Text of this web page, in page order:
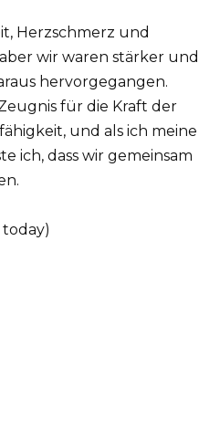
Herzschmerz und
wir waren stärker und
hervorgegangen.
für die Kraft der
und als ich meine
ich, dass wir gemeinsam
today)